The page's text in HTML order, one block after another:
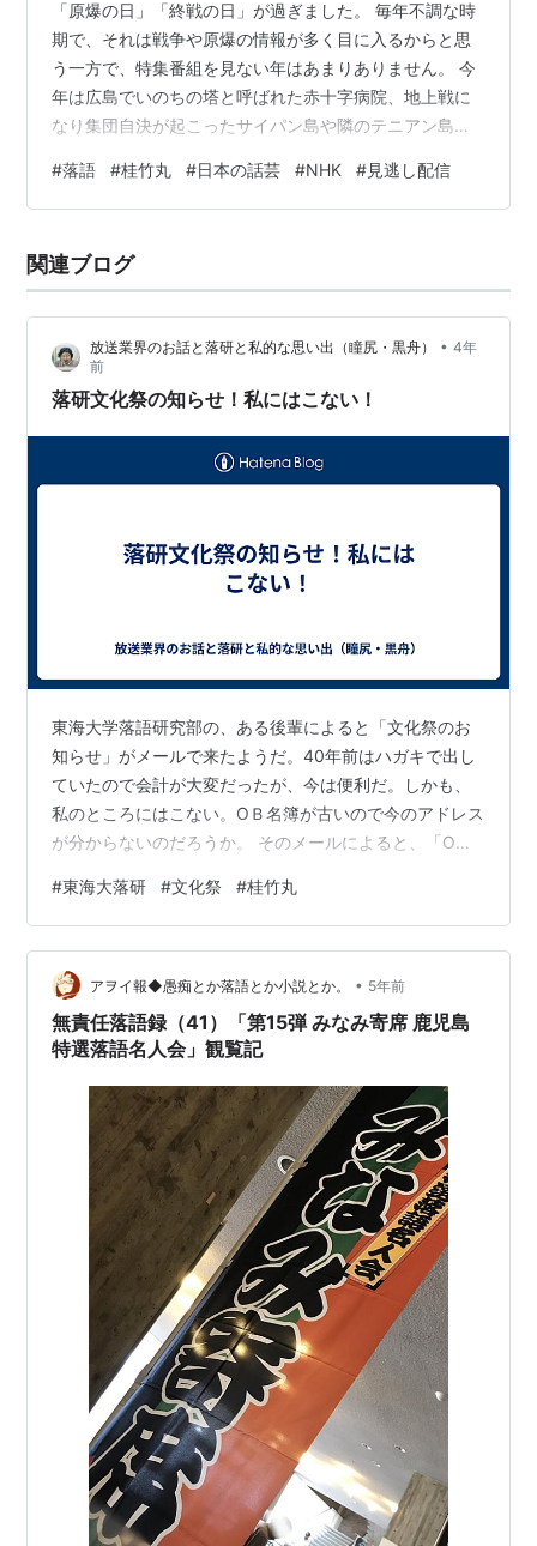
「原爆の日」「終戦の日」が過ぎました。 毎年不調な時
期で、それは戦争や原爆の情報が多く目に入るからと思
う一方で、特集番組を見ない年はあまりありません。 今
年は広島でいのちの塔と呼ばれた赤十字病院、地上戦に
なり集団自決が起こったサイパン島や隣のテニアン島の
弾のこと、世界史から見た世界大戦の流れなど、第二次
世界大戦で日本が招いた恐ろしい戦争を時系列で知るこ
します。 朝ドラ『虎に翼』星航一が所属していた「総力
戦研究所」とは？ 日本の敗戦を予測した人々が抱えた罪
#落語 #桂竹丸 #日本の話芸 #NHK #見逃し配信
関連ブログ
放送業界のお話と落研と私的な思い出（瞳尻・黒舟） • 4年
前
落研文化祭の知らせ！私にはこない！
東海大学落語研究部の、ある後輩によると「文化祭のお
知らせ」がメールで来たようだ。40年前はハガキで出し
ていたので会計が大変だったが、今は便利だ。しかも、
私のところにはこない。OＢ名簿が古いので今のアドレス
が分からないのだろうか。 そのメールによると、「OＢ
「時代は変わった！」。 昔はOＢは勝手にきて「俺、上
がろうかな！」というと自由に出られるシステムだっ
た。酷いＯＢは「40分もやって、一年生の出番が減っ
た！もう出るな！」と委員長が怒ったこともあった。 今
は逆に、部員が少ないのでOＢに出て欲しい様だ。私の学
生の頃の文化祭は、一年生は一日二回上がり…
#東海大落研 #文化祭 #桂竹丸
アヲイ報◆愚痴とか落語とか小説とか。 • 5年前
無責任落語録（41）「第15弾 みなみ寄席 鹿児島
特選落語名人会」観覧記